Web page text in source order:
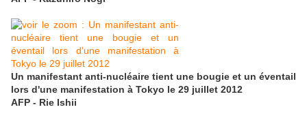
Un manifestant anti-nucléaire tient une bougie et un éventail
lors d'une manifestation à Tokyo le 29 juillet 2012
AFP - Rie Ishii